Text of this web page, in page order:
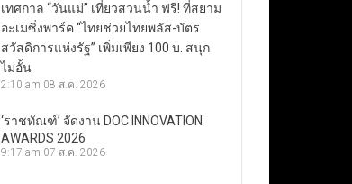
เทศกาล “วันแม่” เที่ยวสวนน้ำ ฟรี! ที่สยาม
อะเมซิ่งพาร์ค “ไทยช่วยไทยพลัส-บัตร
สวัสดิการแห่งรัฐ” เพิ่มเพียง 100 บ. สนุก
ไม่อั้น
2:10 am 08 ส.ค. 2026
‘ราชทัณฑ์’ จัดงาน DOC INNOVATION
AWARDS 2026
9:17 am 07 ส.ค. 2026